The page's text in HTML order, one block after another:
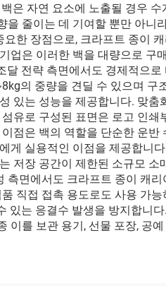
은 자연 요소에 노출될 경우
을 줄이는 데 기여할 뿐만 아
한 장점으로, 크라프트 종이
업은 이러한 백을 대량으로
달 전략 측면에서도 경제적으
의 중량을 견딜 수 있으며
있는 성능을 제공합니다. 맞
유로 구성된 표면은 로고 인
점은 백의 역할을 단순한 운
게 실용적인 이점을 제공합니
저장 공간이 제한된 소규모
측면에서도 크라프트 종이 캐
직접 접촉 용도로도 사용 가
있는 응결수 발생을 방지합니
이를 보관 용기, 선물 포장, 공